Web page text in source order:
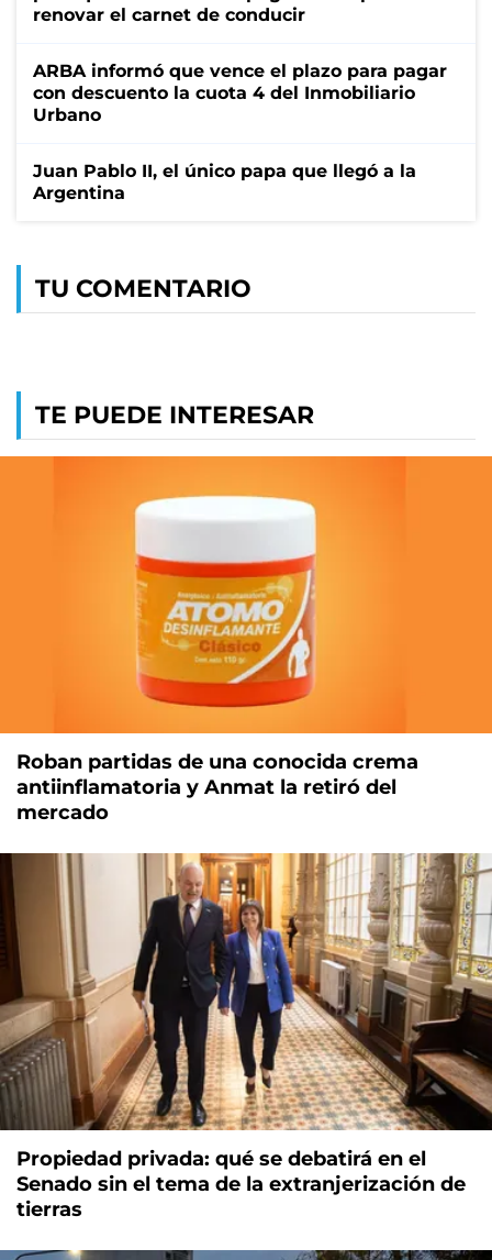
renovar el carnet de conducir
ARBA informó que vence el plazo para pagar
con descuento la cuota 4 del Inmobiliario
Urbano
Juan Pablo II, el único papa que llegó a la
Argentina
TU COMENTARIO
TE PUEDE INTERESAR
Roban partidas de una conocida crema
antiinflamatoria y Anmat la retiró del
mercado
Propiedad privada: qué se debatirá en el
Senado sin el tema de la extranjerización de
tierras